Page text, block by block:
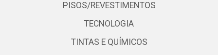
PISOS/REVESTIMENTOS
TECNOLOGIA
TINTAS E QUÍMICOS